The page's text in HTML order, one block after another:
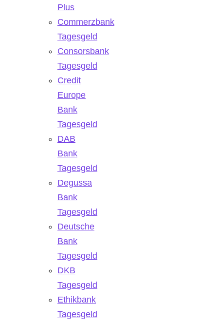
Plus
Commerzbank
Tagesgeld
Consorsbank
Tagesgeld
Credit
Europe
Bank
Tagesgeld
DAB
Bank
Tagesgeld
Degussa
Bank
Tagesgeld
Deutsche
Bank
Tagesgeld
DKB
Tagesgeld
Ethikbank
Tagesgeld